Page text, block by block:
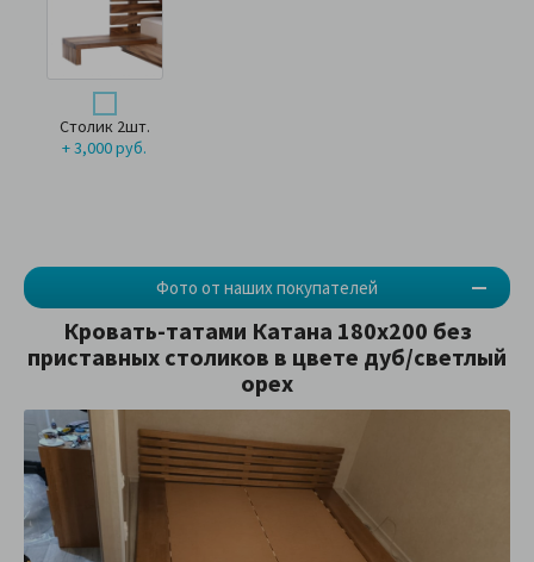
Столик 2шт.
+ 3,000 руб.
Фото от наших покупателей
Кровать-татами Катана 180х200 без
приставных столиков в цвете дуб/светлый
орех